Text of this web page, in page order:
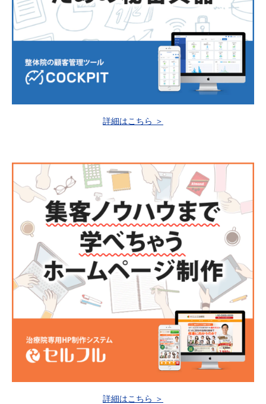
詳細はこちら ＞
詳細はこちら ＞